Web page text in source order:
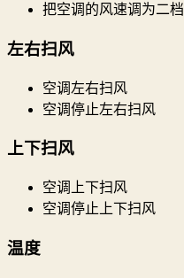
把空调的风速调为二档
左右扫风
空调左右扫风
空调停止左右扫风
上下扫风
空调上下扫风
空调停止上下扫风
温度